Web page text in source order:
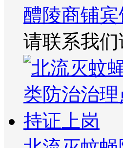
醴陵商铺
请联系我们